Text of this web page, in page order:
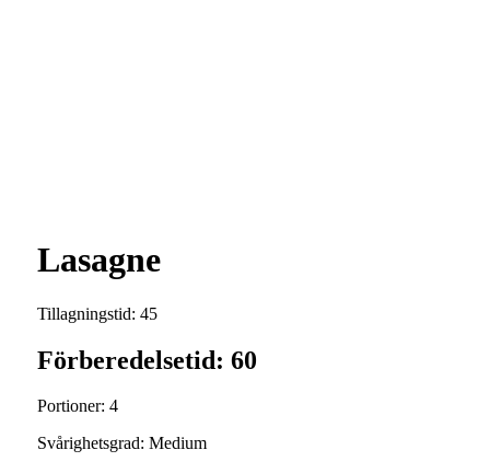
Lasagne
Tillagningstid: 45
Förberedelsetid: 60
Portioner: 4
Svårighetsgrad: Medium